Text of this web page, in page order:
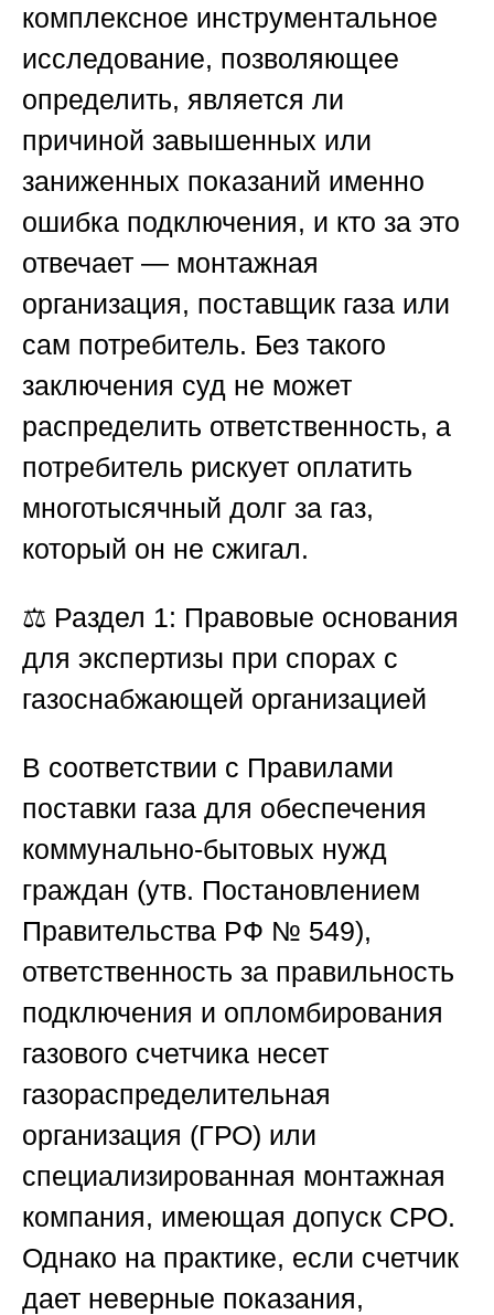
комплексное инструментальное
исследование, позволяющее
определить, является ли
причиной завышенных или
заниженных показаний именно
ошибка подключения, и кто за это
отвечает — монтажная
организация, поставщик газа или
сам потребитель. Без такого
заключения суд не может
распределить ответственность, а
потребитель рискует оплатить
многотысячный долг за газ,
который он не сжигал.
⚖️ Раздел 1: Правовые основания
для экспертизы при спорах с
газоснабжающей организацией
В соответствии с Правилами
поставки газа для обеспечения
коммунально-бытовых нужд
граждан (утв. Постановлением
Правительства РФ № 549),
ответственность за правильность
подключения и опломбирования
газового счетчика несет
газораспределительная
организация (ГРО) или
специализированная монтажная
компания, имеющая допуск СРО.
Однако на практике, если счетчик
дает неверные показания,